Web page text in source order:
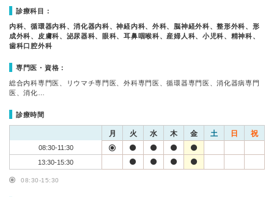
診療科目：
内科、循環器内科、消化器内科、神経内科、外科、脳神経外科、整形外科、形
成外科、皮膚科、泌尿器科、眼科、耳鼻咽喉科、産婦人科、小児科、精神科、
歯科口腔外科
専門医・資格：
総合内科専門医、リウマチ専門医、外科専門医、循環器専門医、消化器病専門
医、消化…
診療時間
月 火 水 木 金 土 日 祝
08:30-11:30
13:30-15:30
08:30-15:30